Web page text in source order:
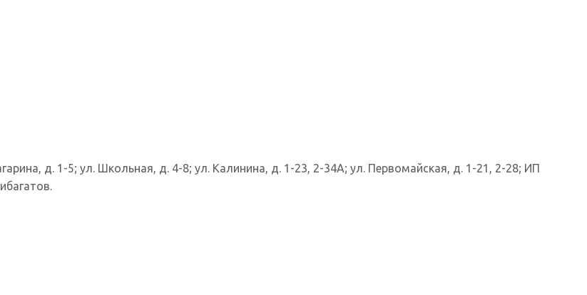
д. 1-5; ул. Школьная, д. 4-8; ул. Калинина, д. 1-23, 2-34А; ул. Первомайская, д. 1-21, 2-28; ИП